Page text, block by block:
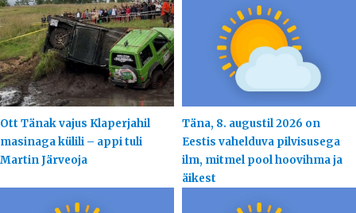
Ott Tänak vajus Klaperjahil
masinaga külili – appi tuli
Martin Järveoja
Täna, 8. augustil 2026 on
Eestis vahelduva pilvisusega
ilm, mitmel pool hoovihma ja
äikest